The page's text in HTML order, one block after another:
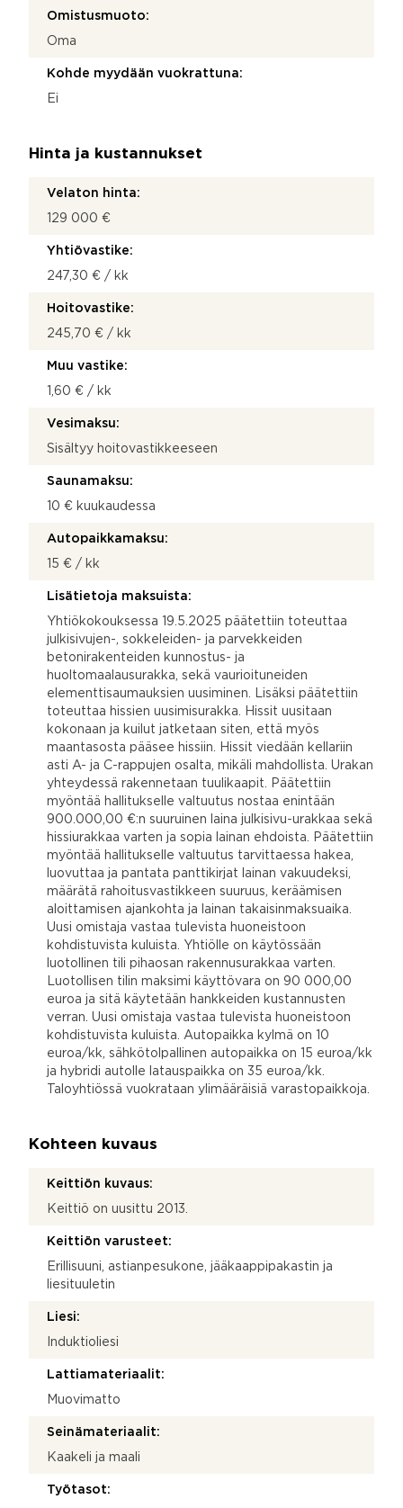
Omistusmuoto:
Oma
Kohde myydään vuokrattuna:
Ei
Hinta ja kustannukset
Velaton hinta:
129 000 €
Yhtiövastike:
247,30 € / kk
Hoitovastike:
245,70 € / kk
Muu vastike:
1,60 € / kk
Vesimaksu:
Sisältyy hoitovastikkeeseen
Saunamaksu:
10 € kuukaudessa
Autopaikkamaksu:
15 € / kk
Lisätietoja maksuista:
Yhtiökokouksessa 19.5.2025 päätettiin toteuttaa
julkisivujen-, sokkeleiden- ja parvekkeiden
betonirakenteiden kunnostus- ja
huoltomaalausurakka, sekä vaurioituneiden
elementtisaumauksien uusiminen. Lisäksi päätettiin
toteuttaa hissien uusimisurakka. Hissit uusitaan
kokonaan ja kuilut jatketaan siten, että myös
maantasosta pääsee hissiin. Hissit viedään kellariin
asti A- ja C-rappujen osalta, mikäli mahdollista. Urakan
yhteydessä rakennetaan tuulikaapit. Päätettiin
myöntää hallitukselle valtuutus nostaa enintään
900.000,00 €:n suuruinen laina julkisivu-urakkaa sekä
hissiurakkaa varten ja sopia lainan ehdoista. Päätettiin
myöntää hallitukselle valtuutus tarvittaessa hakea,
luovuttaa ja pantata panttikirjat lainan vakuudeksi,
määrätä rahoitusvastikkeen suuruus, keräämisen
aloittamisen ajankohta ja lainan takaisinmaksuaika.
Uusi omistaja vastaa tulevista huoneistoon
kohdistuvista kuluista. Yhtiölle on käytössään
luotollinen tili pihaosan rakennusurakkaa varten.
Luotollisen tilin maksimi käyttövara on 90 000,00
euroa ja sitä käytetään hankkeiden kustannusten
verran. Uusi omistaja vastaa tulevista huoneistoon
kohdistuvista kuluista. Autopaikka kylmä on 10
euroa/kk, sähkötolpallinen autopaikka on 15 euroa/kk
ja hybridi autolle latauspaikka on 35 euroa/kk.
Taloyhtiössä vuokrataan ylimääräisiä varastopaikkoja.
Kohteen kuvaus
Keittiön kuvaus:
Keittiö on uusittu 2013.
Keittiön varusteet:
Erillisuuni, astianpesukone, jääkaappipakastin ja
liesituuletin
Liesi:
Induktioliesi
Lattiamateriaalit:
Muovimatto
Seinämateriaalit:
Kaakeli ja maali
Työtasot: